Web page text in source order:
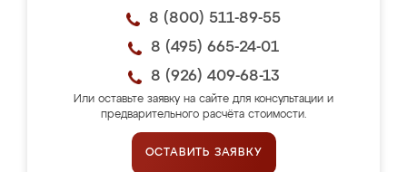
8 (800) 511-89-55
8 (495) 665-24-01
8 (926) 409-68-13
Или оставьте заявку на сайте для консультации и
предварительного расчёта стоимости.
ОСТАВИТЬ ЗАЯВКУ